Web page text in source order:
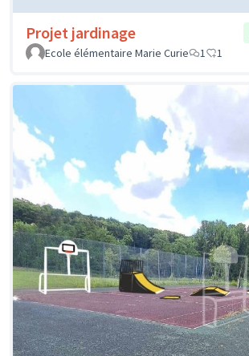
Projet jardinage
Ecole élémentaire Marie Curie
1 1